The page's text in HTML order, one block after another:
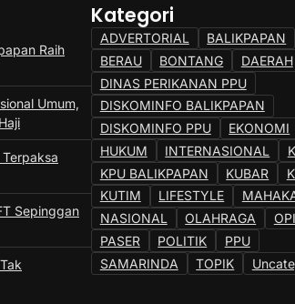
Raih
Umum,
Sepinggan
Kategori
ADVERTORIAL
BALIKPAPAN
BERAU
BONTANG
DAERAH
DINAS PERIKANAN PPU
DISKOMINFO BALIKPAPAN
DISKOMINFO PPU
EKONOMI
HUKUM
INTERNASIONAL
KPU BALIKPAPAN
KUBAR
KUTIM
LIFESTYLE
NASIONAL
OLAHRAGA
PASER
POLITIK
PPU
SAMARINDA
TOPIK